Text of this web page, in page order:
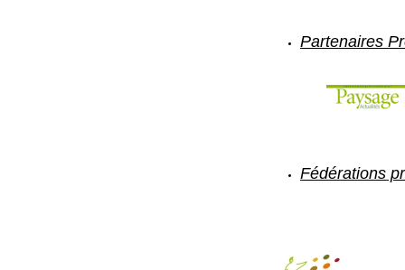
Partenaires
Fédérations